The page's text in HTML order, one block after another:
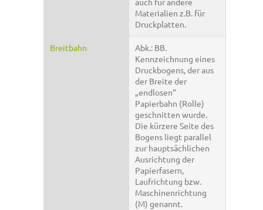
Materialien z.B. für
Druckplatten.
Breitbahn
Abk.: BB.
Kennzeichnung eines
Druckbogens, der aus
der Breite der
„endlosen“
Papierbahn (Rolle)
geschnitten wurde.
Die kürzere Seite des
Bogens liegt parallel
zur hauptsächlichen
Ausrichtung der
Papierfasern,
Laufrichtung bzw.
Maschinenrichtung
(M) genannt.